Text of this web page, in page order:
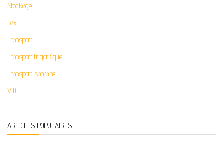
Stockage
Taxi
Transport
Transport frigorifique
Transport sanitaire
VTC
ARTICLES POPULAIRES